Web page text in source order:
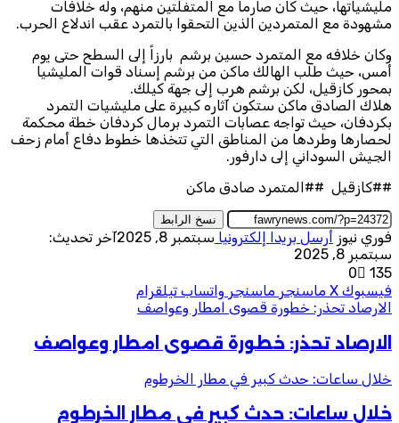
مليشياتها، حيث كان صارماً مع المتفلتين منهم، وله خلافات
مشهودة مع المتمردين الذين التحقوا بالتمرد عقب اندلاع الحرب.
وكان خلافه مع المتمرد حسين برشم بارزاً إلى السطح حتى يوم
أمس، حيث طلب الهالك ماكن من برشم إسناد قوات المليشيا
بمحور كازقيل، لكن برشم هرب إلى جهة كيلك.
هلاك الصادق ماكن ستكون آثاره كبيرة على مليشيات التمرد
بكردفان، حيث تواجه عصابات التمرد برمال كردفان خطة محكمة
لحصارها وطردها من المناطق التي تتخذها خطوط دفاع أمام زحف
الجيش السوداني إلى دارفور.
##كازقيل ##المتمرد صادق ماكن
نسخ الرابط
فوري نيوز أرسل بريدا إلكترونيا سبتمبر 8, 2025
آخر تحديث:
سبتمبر 8, 2025
0
135
فيسبوك ‫X ماسنجر ماسنجر واتساب تيلقرام
الارصاد تحذر: خطورة قصوى امطار وعواصف
الارصاد تحذر: خطورة قصوى امطار وعواصف
خلال ساعات: حدث كبير في مطار الخرطوم
خلال ساعات: حدث كبير في مطار الخرطوم